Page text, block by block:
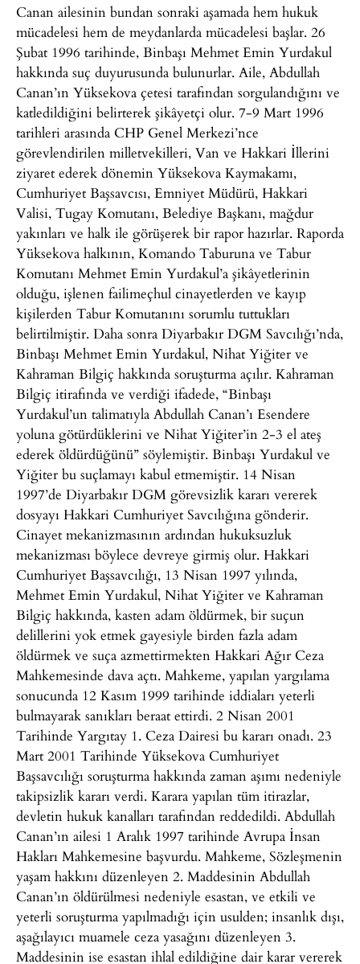
Canan ailesinin bundan sonraki aşamada hem hukuk
mücadelesi hem de meydanlarda mücadelesi başlar. 26
Şubat 1996 tarihinde, Binbaşı Mehmet Emin Yurdakul
hakkında suç duyurusunda bulunurlar. Aile, Abdullah
Canan’ın Yüksekova çetesi tarafından sorgulandığını ve
katledildiğini belirterek şikâyetçi olur. 7-9 Mart 1996
tarihleri arasında CHP Genel Merkezi’nce
görevlendirilen milletvekilleri, Van ve Hakkari İllerini
ziyaret ederek dönemin Yüksekova Kaymakamı,
Cumhuriyet Başsavcısı, Emniyet Müdürü, Hakkari
Valisi, Tugay Komutanı, Belediye Başkanı, mağdur
yakınları ve halk ile görüşerek bir rapor hazırlar. Raporda
Yüksekova halkının, Komando Taburuna ve Tabur
Komutanı Mehmet Emin Yurdakul’a şikâyetlerinin
olduğu, işlenen failimeçhul cinayetlerden ve kayıp
kişilerden Tabur Komutanını sorumlu tuttukları
belirtilmiştir. Daha sonra Diyarbakır DGM Savcılığı’nda,
Binbaşı Mehmet Emin Yurdakul, Nihat Yiğiter ve
Kahraman Bilgiç hakkında soruşturma açılır. Kahraman
Bilgiç itirafında ve verdiği ifadede, “Binbaşı
Yurdakul’un talimatıyla Abdullah Canan’ı Esendere
yoluna götürdüklerini ve Nihat Yiğiter’in 2-3 el ateş
ederek öldürdüğünü” söylemiştir. Binbaşı Yurdakul ve
Yiğiter bu suçlamayı kabul etmemiştir. 14 Nisan
1997’de Diyarbakır DGM görevsizlik kararı vererek
dosyayı Hakkari Cumhuriyet Savcılığına gönderir.
Cinayet mekanizmasının ardından hukuksuzluk
mekanizması böylece devreye girmiş olur. Hakkari
Cumhuriyet Başsavcılığı, 13 Nisan 1997 yılında,
Mehmet Emin Yurdakul, Nihat Yiğiter ve Kahraman
Bilgiç hakkında, kasten adam öldürmek, bir suçun
delillerini yok etmek gayesiyle birden fazla adam
öldürmek ve suça azmettirmekten Hakkari Ağır Ceza
Mahkemesinde dava açtı. Mahkeme, yapılan yargılama
sonucunda 12 Kasım 1999 tarihinde iddiaları yeterli
bulmayarak sanıkları beraat ettirdi. 2 Nisan 2001
Tarihinde Yargıtay 1. Ceza Dairesi bu kararı onadı. 23
Mart 2001 Tarihinde Yüksekova Cumhuriyet
Başsavcılığı soruşturma hakkında zaman aşımı nedeniyle
takipsizlik kararı verdi. Karara yapılan tüm itirazlar,
devletin hukuk kanalları tarafından reddedildi. Abdullah
Canan’ın ailesi 1 Aralık 1997 tarihinde Avrupa İnsan
Hakları Mahkemesine başvurdu. Mahkeme, Sözleşmenin
yaşam hakkını düzenleyen 2. Maddesinin Abdullah
Canan’ın öldürülmesi nedeniyle esastan, ve etkili ve
yeterli soruşturma yapılmadığı için usulden; insanlık dışı,
aşağılayıcı muamele ceza yasağını düzenleyen 3.
Maddesinin ise esastan ihlal edildiğine dair karar vererek